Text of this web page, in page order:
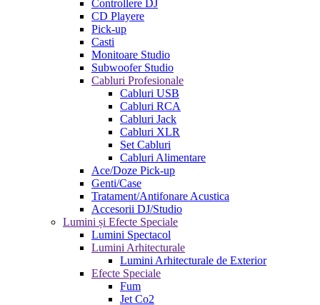
Controllere DJ
CD Playere
Pick-up
Casti
Monitoare Studio
Subwoofer Studio
Cabluri Profesionale
Cabluri USB
Cabluri RCA
Cabluri Jack
Cabluri XLR
Set Cabluri
Cabluri Alimentare
Ace/Doze Pick-up
Genti/Case
Tratament/Antifonare Acustica
Accesorii DJ/Studio
Lumini și Efecte Speciale
Lumini Spectacol
Lumini Arhitecturale
Lumini Arhitecturale de Exterior
Efecte Speciale
Fum
Jet Co2